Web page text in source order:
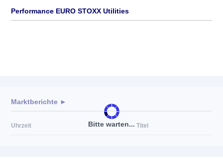
Performance EURO STOXX Utilities
Bitte warten...
Marktberichte ►
Uhrzeit Titel